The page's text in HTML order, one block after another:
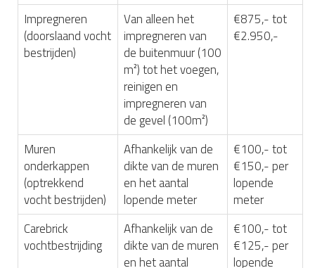
Impregneren
(doorslaand vocht
bestrijden)
Van alleen het
impregneren van
de buitenmuur (100
m²) tot het voegen,
reinigen en
impregneren van
de gevel (100m²)
€875,- tot
€2.950,-
Muren
onderkappen
(optrekkend
vocht bestrijden)
Afhankelijk van de
dikte van de muren
en het aantal
lopende meter
€100,- tot
€150,- per
lopende
meter
Carebrick
vochtbestrijding
Afhankelijk van de
dikte van de muren
en het aantal
€100,- tot
€125,- per
lopende